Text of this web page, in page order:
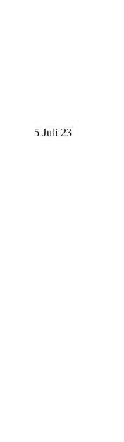
5 Juli 23